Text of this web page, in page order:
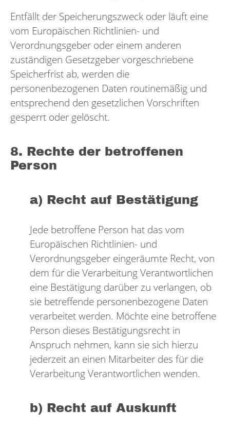
Entfällt der Speicherungszweck oder läuft eine
vom Europäischen Richtlinien- und
Verordnungsgeber oder einem anderen
zuständigen Gesetzgeber vorgeschriebene
Speicherfrist ab, werden die
personenbezogenen Daten routinemäßig und
entsprechend den gesetzlichen Vorschriften
gesperrt oder gelöscht.
8. Rechte der betroffenen
Person
a) Recht auf Bestätigung
Jede betroffene Person hat das vom
Europäischen Richtlinien- und
Verordnungsgeber eingeräumte Recht, von
dem für die Verarbeitung Verantwortlichen
eine Bestätigung darüber zu verlangen, ob
sie betreffende personenbezogene Daten
verarbeitet werden. Möchte eine betroffene
Person dieses Bestätigungsrecht in
Anspruch nehmen, kann sie sich hierzu
jederzeit an einen Mitarbeiter des für die
Verarbeitung Verantwortlichen wenden.
b) Recht auf Auskunft